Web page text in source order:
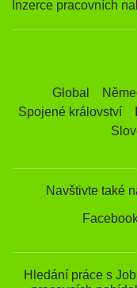
Inzerce pracovních
Global
Spojené království
Navštivte také
Hledání práce s